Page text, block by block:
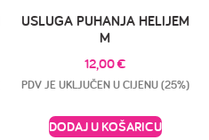
USLUGA PUHANJA HELIJEM
M
12,00€
PDV JE UKLJUČEN U CIJENU (25%)
DODAJ U KOŠARICU